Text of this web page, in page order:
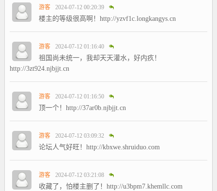
游客 2024-07-12 00:20:39
楼主的等级很高啊！http://yzvf1c.longkangys.cn
游客 2024-07-12 01:16:40
祖国尚未统一，我却天天灌水，好内疚！
http://3zt924.njbjjt.cn
游客 2024-07-12 01:16:50
顶一个！http://37ar0b.njbjjt.cn
游客 2024-07-12 03:09:32
论坛人气好旺！http://kbxwe.shruiduo.com
游客 2024-07-12 03:21:08
收藏了，怕楼主删了！http://u3bpm7.khemllc.com